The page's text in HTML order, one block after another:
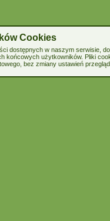
Cookies
dostępnych w naszym serwisie,
końcowych użytkowników. Pliki
bez zmiany ustawień